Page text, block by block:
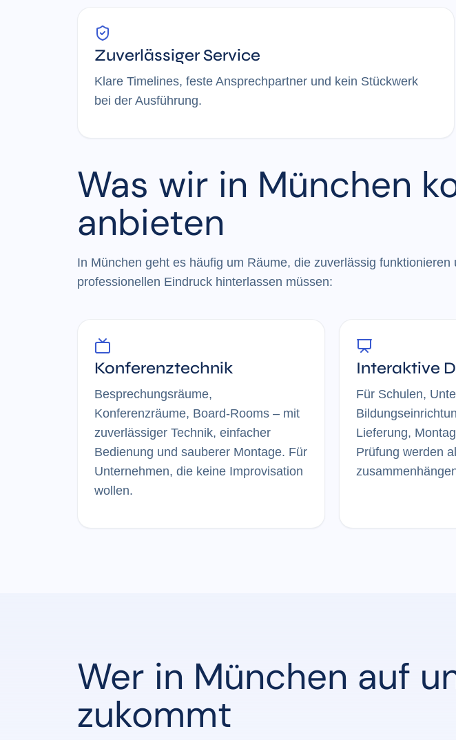
Zuverlässiger Service
Klare Timelines, feste Ansprechpartner und kein Stückwerk
bei der Ausführung.
Was wir in München
anbieten
In München geht es häufig um Räume, die zuverlässig funktionieren
professionellen Eindruck hinterlassen müssen:
Konferenztechnik
Besprechungsräume,
Konferenzräume, Board-Rooms – mit
zuverlässiger Technik, einfacher
Bedienung und sauberer Montage. Für
Unternehmen, die keine Improvisation
wollen.
Interaktive
Für Schulen,
Lieferung,
Prüfung werden
Wer in München auf
zukommt